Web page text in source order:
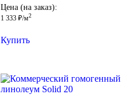
Цена (на заказ):
1 333 ₽/м2
Купить